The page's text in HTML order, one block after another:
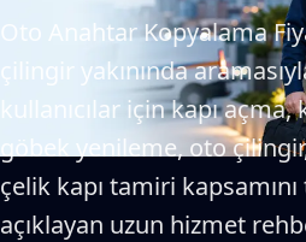
Oto Anahtar Kopyalama
çilingir yakınında
kullanıcılar için kapı
göbek yenileme, oto
çelik kapı tamiri
açıklayan uzun hizmet